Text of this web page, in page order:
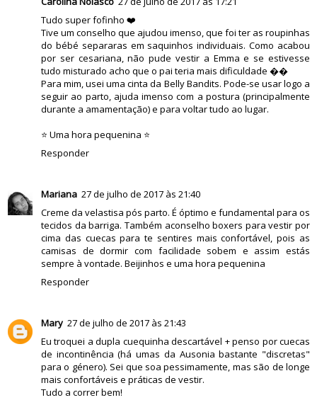
Tudo super fofinho ❤️
Tive um conselho que ajudou imenso, que foi ter as roupinhas
do bébé separaras em saquinhos individuais. Como acabou
por ser cesariana, não pude vestir a Emma e se estivesse
tudo misturado acho que o pai teria mais dificuldade ��
Para mim, usei uma cinta da Belly Bandits. Pode-se usar logo a
seguir ao parto, ajuda imenso com a postura (principalmente
durante a amamentação) e para voltar tudo ao lugar.
⭐️ Uma hora pequenina ⭐️
Responder
Mariana 27 de julho de 2017 às 21:40
Creme da velastisa pós parto. É óptimo e fundamental para os
tecidos da barriga. Também aconselho boxers para vestir por
cima das cuecas para te sentires mais confortável, pois as
camisas de dormir com facilidade sobem e assim estás
sempre à vontade. Beijinhos e uma hora pequenina
Responder
Mary 27 de julho de 2017 às 21:43
Eu troquei a dupla cuequinha descartável + penso por cuecas
de incontinência (há umas da Ausonia bastante "discretas"
para o género). Sei que soa pessimamente, mas são de longe
mais confortáveis e práticas de vestir.
Tudo a correr bem!